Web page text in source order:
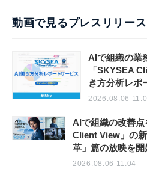
動画で見るプレスリリース
AIで組織の業
「SKYSEA
き方分析レポ
2026.08.06
AIで組織の改善
Client View」の
革」篇の放映を開
2026.08.06 11:04